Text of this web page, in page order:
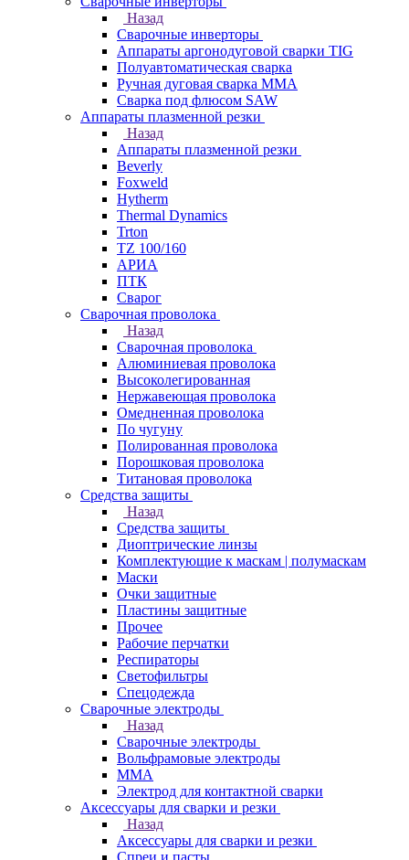
Назад
Сварочные инверторы
Аппараты аргонодуговой сварки TIG
Полуавтоматическая сварка
Ручная дуговая сварка MMA
Сварка под флюсом SAW
Аппараты плазменной резки
Назад
Аппараты плазменной резки
Beverly
Foxweld
Hytherm
Thermal Dynamics
Trton
TZ 100/160
АРИА
ПТК
Сварог
Сварочная проволока
Назад
Сварочная проволока
Алюминиевая проволока
Высоколегированная
Нержавеющая проволока
Омедненная проволока
По чугуну
Полированная проволока
Порошковая проволока
Титановая проволока
Средства защиты
Назад
Средства защиты
Диоптрические линзы
Комплектующие к маскам | полумаскам
Маски
Очки защитные
Пластины защитные
Прочее
Рабочие перчатки
Респираторы
Светофильтры
Спецодежда
Сварочные электроды
Назад
Сварочные электроды
Вольфрамовые электроды
ММА
Электрод для контактной сварки
Аксессуары для сварки и резки
Назад
Аксессуары для сварки и резки
Спреи и пасты